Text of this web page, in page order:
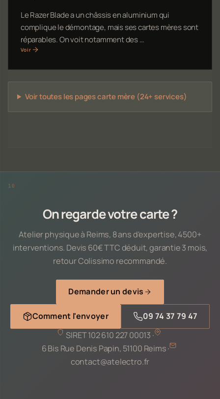
Le Razer Blade a un châssis en aluminium qui
complique le démontage, mais ses cartes mères sont
réparables. On voit notamment des …
Voir
Voir toutes les pages carte mère (24+ services)
On regarde votre carte ?
Atelier physique à Reims, 8 ans d'expertise, 4500+
interventions. Devis 60€ TTC déduit, garantie 3 mois,
retour Colissimo recommandé.
Demander un devis
Comment l'envoyer
09 74 37 79 47
SIRET 102 610 227 00013 ·
6 Bis Rue Denis Papin, 51100 Reims ·
contact@atelectro.fr